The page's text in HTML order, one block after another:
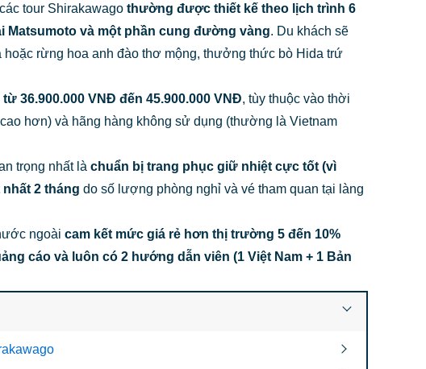
tour Shirakawago thường được thiết kế theo lịch trình 6
Matsumoto và một phần cung đường vàng. Du khách sẽ
rừng hoa anh đào thơ mộng, thưởng thức bò Hida trứ
36.900.000 VNĐ đến 45.900.000 VNĐ, tùy thuộc vào thời
hơn) và hãng hàng không sử dụng (thường là Vietnam
trọng nhất là chuẩn bị trang phục giữ nhiệt cực tốt (vì
2 tháng do số lượng phòng nghỉ và vé tham quan tại làng
ngoài cam kết mức giá rẻ hơn thị trường 5 đến 10%
cáo và luôn có 2 hướng dẫn viên (1 Việt Nam + 1 Bản